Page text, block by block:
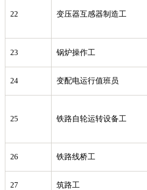
22 变压器互感器制造工
23 锅炉操作工
24 变配电运行值班员
25 铁路自轮运转设备工
26 铁路线桥工
27 筑路工